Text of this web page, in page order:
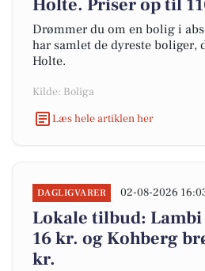
Holte. Priser op til
Drømmer du om en bolig i
har samlet de dyreste boliger,
Holte.
Kilde: Boliga
Læs hele artiklen her
DAGLIGVARER 02-08-2026
Lokale tilbud:
16 kr. og Kohberg
kr.